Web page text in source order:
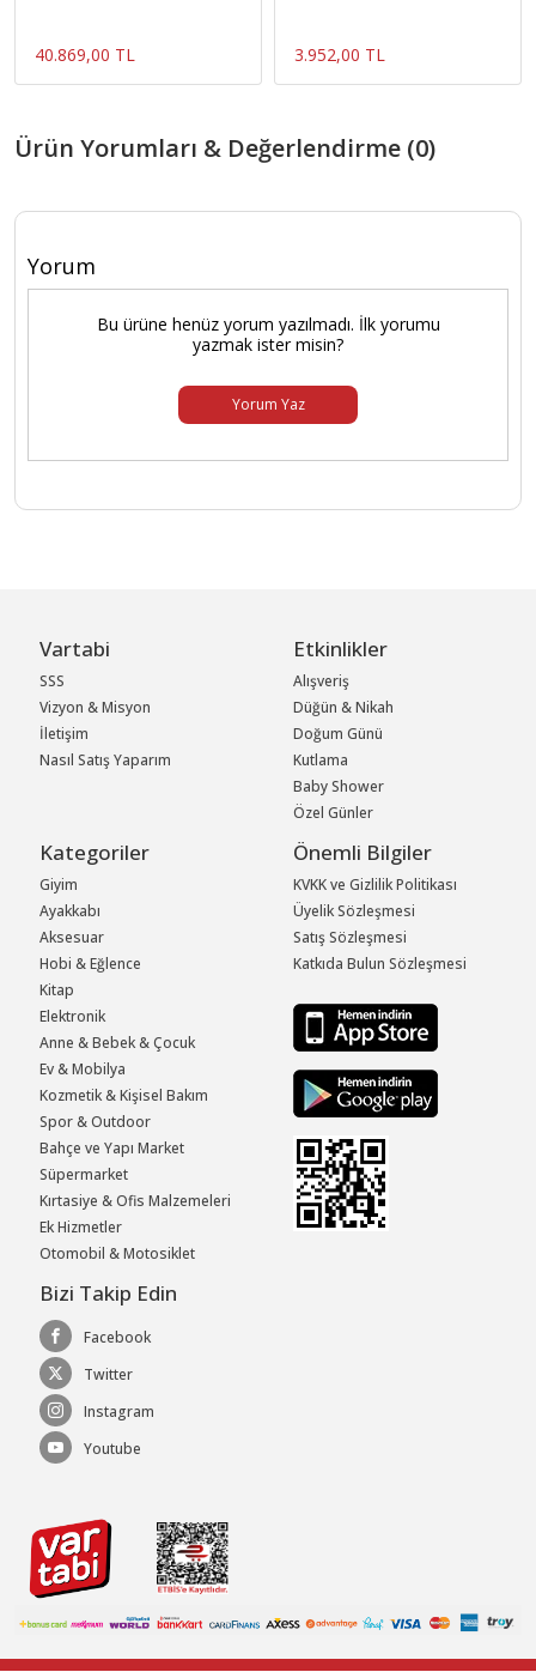
40.869,00 TL 3.952,00 TL
Ürün Yorumları & Değerlendirme (0)
Yorum
Bu ürüne henüz yorum yazılmadı. İlk yorumu
yazmak ister misin?
Yorum Yaz
Vartabi
SSS
Vizyon & Misyon
İletişim
Nasıl Satış Yaparım
Etkinlikler
Alışveriş
Düğün & Nikah
Doğum Günü
Kutlama
Baby Shower
Özel Günler
Kategoriler
Giyim
Ayakkabı
Aksesuar
Hobi & Eğlence
Kitap
Elektronik
Anne & Bebek & Çocuk
Ev & Mobilya
Kozmetik & Kişisel Bakım
Spor & Outdoor
Bahçe ve Yapı Market
Süpermarket
Kırtasiye & Ofis Malzemeleri
Ek Hizmetler
Otomobil & Motosiklet
Önemli Bilgiler
KVKK ve Gizlilik Politikası
Üyelik Sözleşmesi
Satış Sözleşmesi
Katkıda Bulun Sözleşmesi
Bizi Takip Edin
Facebook
Twitter
Instagram
Youtube